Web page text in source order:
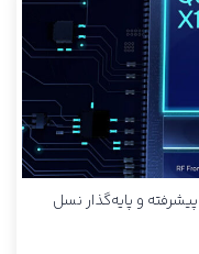
مودم Qualcomm X105: پیشگام عصر 5G پیشرفته و پایه‌گذار نسل